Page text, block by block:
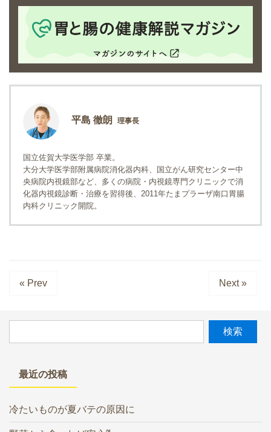
平島 徹朗 理事長
国立佐賀大学医学部 卒業。
大分大学医学部附属病院消化器内科、国立がん研究センター中
央病院内視鏡部など、多くの病院・内視鏡専門クリニックで消
化器内視鏡診断・治療を習得後、2011年たまプラーザ南口胃腸
内科クリニック開院。
« Prev Next »
最近の投稿
冷たいものが夏バテの原因に